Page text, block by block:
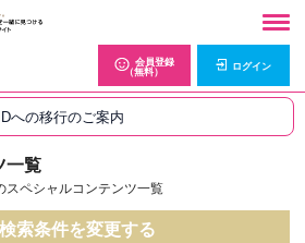
会員登録
（無料）
ログイン
への移行のご案内
一覧
スペシャルコンテンツ一覧
検索条件を変更する